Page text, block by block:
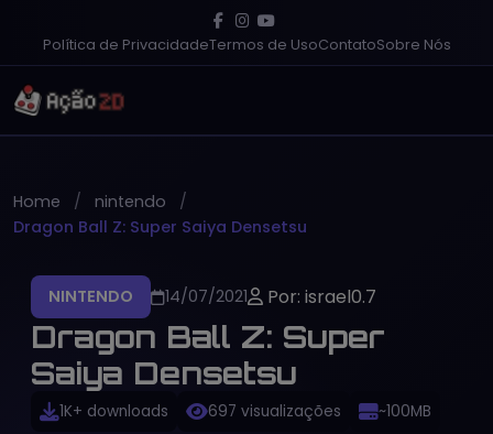
Política de PrivacidadeTermos de UsoContatoSobre Nós
Home
nintendo
Dragon Ball Z: Super Saiya Densetsu
NINTENDO 14/07/2021 Por: israel0.7
Dragon Ball Z: Super
Saiya Densetsu
1K+ downloads 697 visualizações ~100MB